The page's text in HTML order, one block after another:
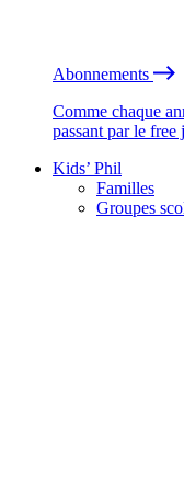
Abonnements
Comme chaque
passant par le free
Kids’ Phil
Familles
Groupes